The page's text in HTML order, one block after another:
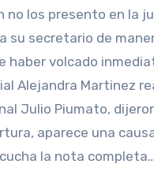
no los presento en la
su secretario de
haber volcado
Alejandra Martinez
Julio Piumato,
aparece una
la nota